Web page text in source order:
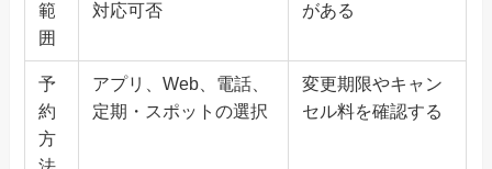
範
囲
対応可否
がある
予
約
方
アプリ、Web、電話、
定期・スポットの選択
変更期限やキャン
セル料を確認する